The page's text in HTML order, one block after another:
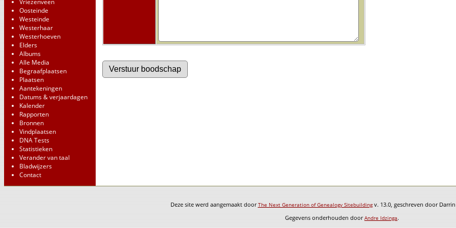
Vriezenveen
Oosteinde
Westeinde
Westerhaar
Westerhoeven
Elders
Albums
Alle Media
Begraafplaatsen
Plaatsen
Aantekeningen
Datums & verjaardagen
Kalender
Rapporten
Bronnen
Vindplaatsen
DNA Tests
Statistieken
Verander van taal
Bladwijzers
Contact
Deze site werd aangemaakt doorThe Next Generation of Genealogy Sitebuildingv. 13.0, geschreven door
Gegevens onderhouden doorAndre Idzinga.